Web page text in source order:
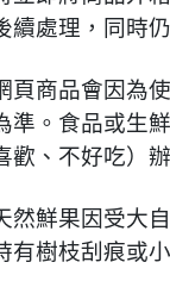
續處理，同時
頁商品會因為
準。食品或生
歡、不好吃）
然鮮果因受大
有樹枝刮痕或